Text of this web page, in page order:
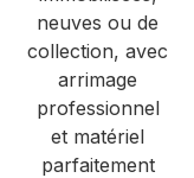
neuves ou de
collection, avec
arrimage
professionnel
et matériel
parfaitement